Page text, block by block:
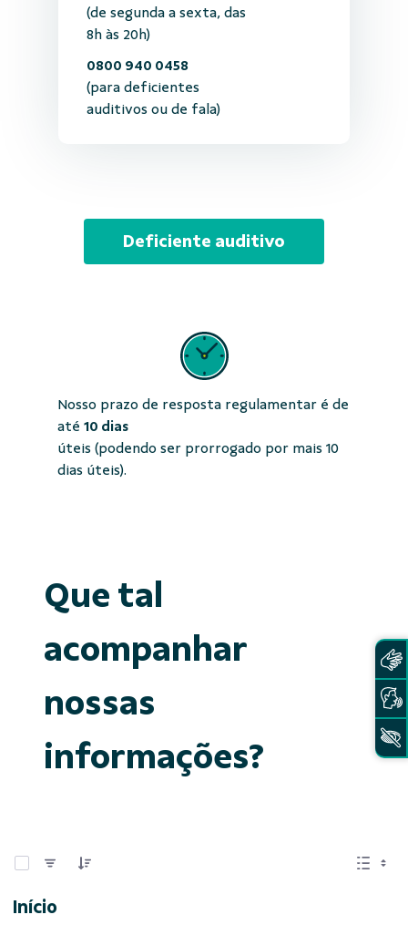
(de segunda a sexta, das
8h às 20h)
0800 940 0458
(para deficientes
auditivos ou de fala)
Deficiente auditivo
Nosso prazo de resposta regulamentar é de
até 10 dias
úteis (podendo ser prorrogado por mais 10
dias úteis).
Que tal
acompanhar
nossas
informações?
Início